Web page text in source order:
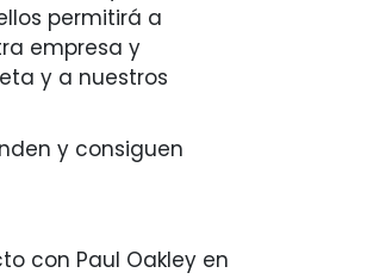
permitirá a
empresa y
y a nuestros
y consiguen
con Paul Oakley en